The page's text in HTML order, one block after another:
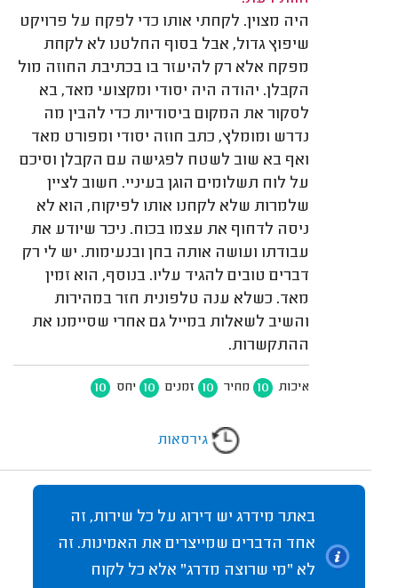
היה מצוין. לקחתי אותו כדי לפקח על פרויקט
שיפוץ גדול, אבל בסוף החלטנו לא לקחת
מפקח אלא רק להיעזר בו בכתיבת החוזה מול
הקבלן. יהודה היה יסודי ומקצועי מאד, בא
לסקור את המקום ביסודיות כדי להבין מה
נדרש ומומלץ, כתב חוזה יסודי ומפורט מאד
ואף בא שוב לשטח לפגישה עם הקבלן וסיכם
על לוח תשלומים הוגן בעיניי. חשוב לציין
שלמרות שלא לקחנו אותו לפיקוח, הוא לא
ניסה לדחוף את עצמו בכוח. ניכר שיודע את
עבודתו ועושה אותה בחן ובנעימות. יש לי רק
דברים טובים להגיד עליו. בנוסף, הוא זמין
מאד. כשלא ענה טלפונית חזר במהירות
והשיב לשאלות במייל גם אחרי שסיימנו את
ההתקשרות.
איכות 10 מחיר 10 זמנים 10 יחס 10
גירסאות
באתר מידרג יש דירוג על כל שירות, זה
אחד הדברים שמייצרים את האמינות. זה
לא "מי שרוצה מדרג" אלא כל לקוח